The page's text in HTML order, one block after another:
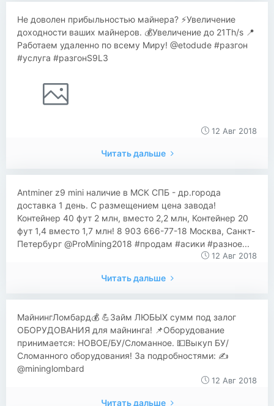
Не доволен прибыльностью майнера? ⚡️Увеличение
доходности ваших майнеров. 💰Увеличение до 21Th/s 📍
Работаем удаленно по всему Миру! @etodude #разгон
#услуга #разгонS9L3
12 Авг 2018
Читать дальше
Antminer z9 mini наличие в МСК СПБ - др.города
доставка 1 день. С размещением цена завода!
Контейнер 40 фут 2 млн, вместо 2,2 млн, Контейнер 20
фут 1,4 вместо 1,7 млн! 8 903 666-77-18 Москва, Санкт-
Петербург @ProMining2018 #продам #асики #разное...
12 Авг 2018
Читать дальше
МайнингЛомбард💰 💪Займ ЛЮБЫХ сумм под залог
ОБОРУДОВАНИЯ для майнинга! 📌Оборудование
принимается: НОВОЕ/БУ/Сломанное. 💵Выкуп БУ/
Сломанного оборудования! За подробностями: ✍
@mininglombard
12 Авг 2018
Читать дальше